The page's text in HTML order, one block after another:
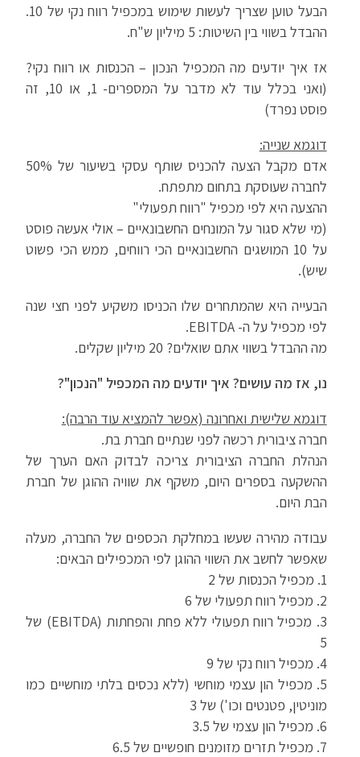
הבעל טוען שצריך לעשות שימוש במכפיל רווח נקי של 10.
ההבדל בשווי בין השיטות: 5 מיליון ש"ח.
אז איך יודעים מה המכפיל הנכון – הכנסות או רווח נקי?
(ואני בכלל עוד לא מדבר על המספרים- 1, או 10, זה
פוסט נפרד)
דוגמא שנייה:
אדם מקבל הצעה להכניס שותף עסקי בשיעור של 50%
לחברה שעוסקת בתחום מתפתח.
ההצעה היא לפי מכפיל "רווח תפעולי"
(מי שלא סגור על המונחים החשבונאיים – אולי אעשה פוסט
על 10 המושגים החשבונאיים הכי רווחים, ממש הכי פשוט
שיש).
הבעייה היא שהמתחרים שלו הכניסו משקיע לפני חצי שנה
לפי מכפיל על ה- EBITDA.
מה ההבדל בשווי אתם שואלים? 20 מיליון שקלים.
נו, אז מה עושים? איך יודעים מה המכפיל "הנכון"?
דוגמא שלישית ואחרונה (אפשר להמציא עוד הרבה):
חברה ציבורית רכשה לפני שנתיים חברת בת.
הנהלת החברה הציבורית צריכה לבדוק האם הערך של
ההשקעה בספרים היום, משקף את שוויה ההוגן של חברת
הבת היום.
עבודה מהירה שעשו במחלקת הכספים של החברה, מעלה
שאפשר לחשב את השווי ההוגן לפי המכפילים הבאים:
1. מכפיל הכנסות של 2
2. מכפיל רווח תפעולי של 6
3. מכפיל רווח תפעולי ללא פחת והפחתות (EBITDA) של
5
4. מכפיל רווח נקי של 9
5. מכפיל הון עצמי מוחשי (ללא נכסים בלתי מוחשיים כמו
מוניטין, פטנטים וכו') של 3
6. מכפיל הון עצמי של 3.5
7. מכפיל תזרים מזומנים חופשיים של 6.5